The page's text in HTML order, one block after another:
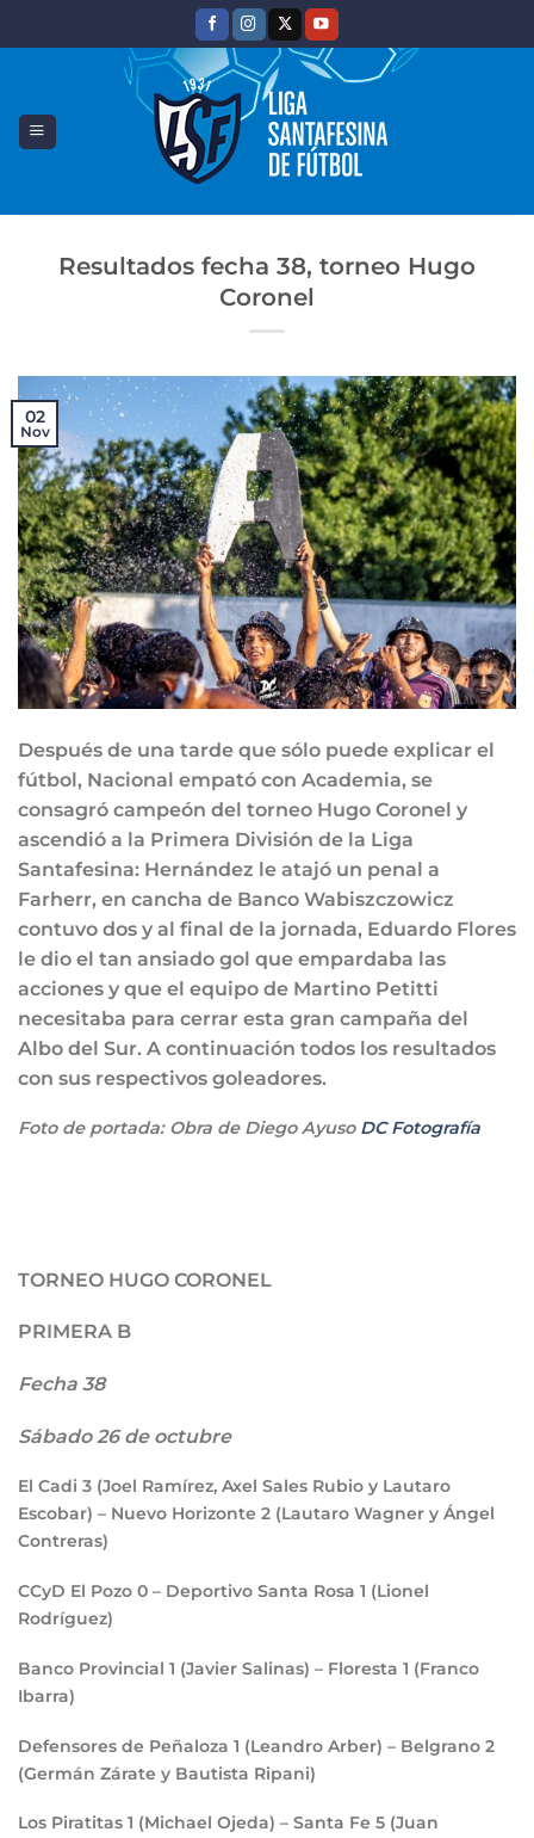
Resultados fecha 38, torneo Hugo
Coronel
02
Nov
Después de una tarde que sólo puede explicar el
fútbol, Nacional empató con Academia, se
consagró campeón del torneo Hugo Coronel y
ascendió a la Primera División de la Liga
Santafesina: Hernández le atajó un penal a
Farherr, en cancha de Banco Wabiszczowicz
contuvo dos y al final de la jornada, Eduardo Flores
le dio el tan ansiado gol que empardaba las
acciones y que el equipo de Martino Petitti
necesitaba para cerrar esta gran campaña del
Albo del Sur. A continuación todos los resultados
con sus respectivos goleadores.
Foto de portada: Obra de Diego Ayuso DC Fotografía
TORNEO HUGO CORONEL
PRIMERA B
Fecha 38
Sábado 26 de octubre
El Cadi 3 (Joel Ramírez, Axel Sales Rubio y Lautaro
Escobar) – Nuevo Horizonte 2 (Lautaro Wagner y Ángel
Contreras)
CCyD El Pozo 0 – Deportivo Santa Rosa 1 (Lionel
Rodríguez)
Banco Provincial 1 (Javier Salinas) – Floresta 1 (Franco
Ibarra)
Defensores de Peñaloza 1 (Leandro Arber) – Belgrano 2
(Germán Zárate y Bautista Ripani)
Los Piratitas 1 (Michael Ojeda) – Santa Fe 5 (Juan